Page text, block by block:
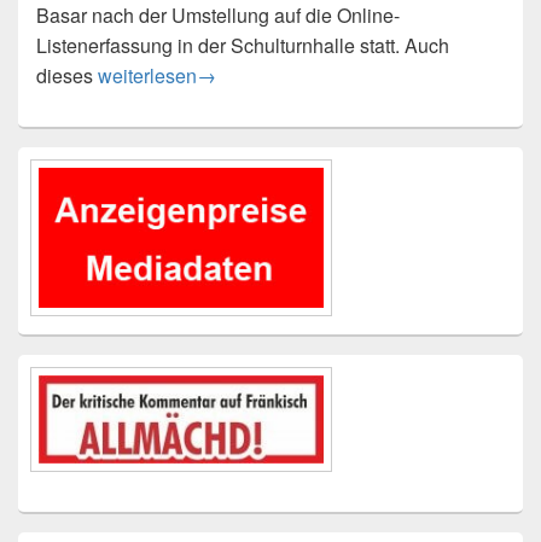
Basar nach der Umstellung auf die Online-
Listenerfassung in der Schulturnhalle statt. Auch
diesesFrühjahrsbasar von „Alles fürs Kind e.V.“ mit rund
weiterlesen→
Primärer
Widgetbereich